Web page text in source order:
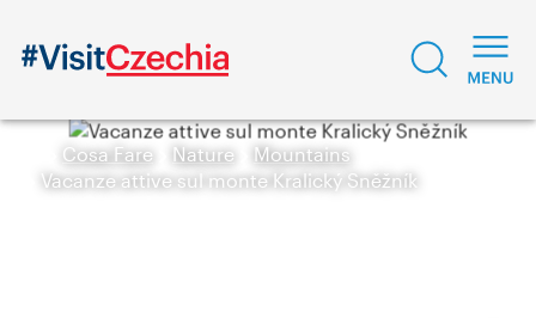
Cosa Fare Nature
Mountains
Vacanze attive sul monte Kralický Sněžník